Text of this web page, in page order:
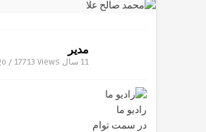
مدیر
11 سال ago / 17713 Views
رادیو ما
در سمت توام